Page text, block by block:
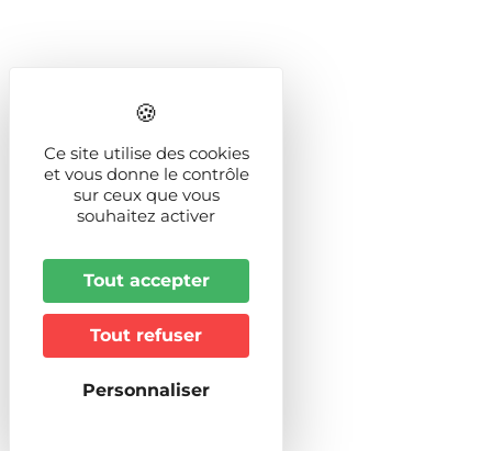
Ce site utilise des cookies
et vous donne le contrôle
sur ceux que vous
souhaitez activer
Tout accepter
Tout refuser
Personnaliser